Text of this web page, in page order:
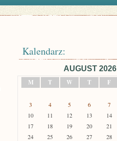
Kalendarz:
AUGUST 2026
M
T W T F
3
4 5 6 7
10
11 12 13 14
17
18 19 20 21
24
25 26 27 28